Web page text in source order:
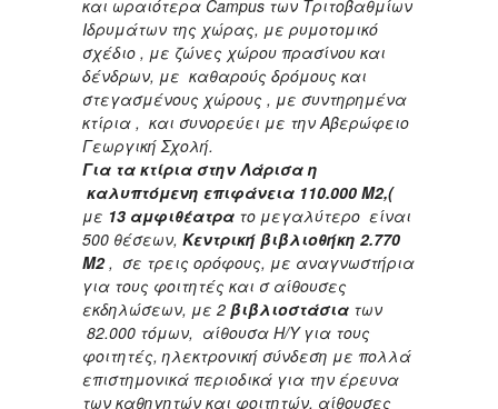
και ωραιότερα Campus των Τριτοβαθμίων
Ιδρυμάτων της χώρας, με ρυμοτομικό
σχέδιο , με ζώνες χώρου πρασίνου και
δένδρων, με καθαρούς δρόμους και
στεγασμένους χώρους , με συντηρημένα
κτίρια , και συνορεύει με την Αβερώφειο
Γεωργική Σχολή.
Για τα κτίρια στην Λάρισα η
καλυπτόμενη επιφάνεια 110.000 Μ2,(
με 13 αμφιθέατρα το μεγαλύτερο είναι
500 θέσεων, Κεντρική βιβλιοθήκη 2.770
Μ2, σε τρεις ορόφους, με αναγνωστήρια
για τους φοιτητές και σ αίθουσες
εκδηλώσεων, με 2 βιβλιοστάσια των
82.000 τόμων, αίθουσα Η/Υ για τους
φοιτητές, ηλεκτρονική σύνδεση με πολλά
επιστημονικά περιοδικά για την έρευνα
των καθηγητών και φοιτητών, αίθουσες